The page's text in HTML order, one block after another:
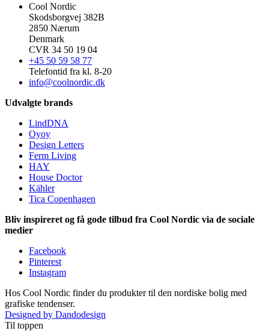
Cool Nordic
Skodsborgvej 382B
2850 Nærum
Denmark
CVR 34 50 19 04
+45 50 59 58 77
Telefontid fra kl. 8-20
info@coolnordic.dk
Udvalgte brands
LindDNA
Oyoy
Design Letters
Ferm Living
HAY
House Doctor
Kähler
Tica Copenhagen
Bliv inspireret og få gode tilbud fra Cool Nordic via de sociale
medier
Facebook
Pinterest
Instagram
Hos Cool Nordic finder du produkter til den nordiske bolig med
grafiske tendenser.
Designed by Dandodesign
Til toppen